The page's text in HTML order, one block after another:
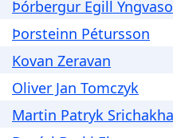
Þórbergur Egill
Þorsteinn Pétursson
Kovan Zeravan
Oliver Jan Tomczyk
Martin Patryk